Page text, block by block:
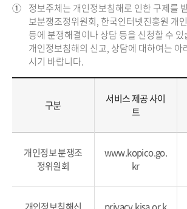
① 정보주체는 개인정보침해로 인한 구제를
보분쟁조정위원회, 한국인터넷진흥원 개
등에 분쟁해결이나 상담 등을 신청할 수
개인정보침해의 신고, 상담에 대하여는 아
시기 바랍니다.
구분
서비스 제공 사이
트
개인정보 분쟁조
정위원회
www.kopico.go.
kr
개인정보침해신 privacy.kisa.or.k